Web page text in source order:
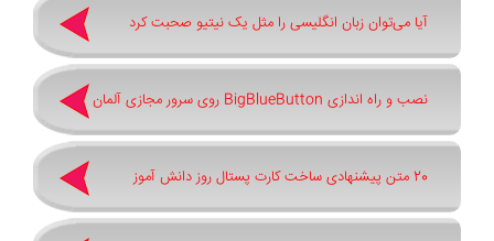
آیا می‌توان زبان انگلیسی را مثل یک نیتیو صحبت کرد
نصب و راه اندازی BigBlueButton روی سرور مجازی آلمان
20 متن پیشنهادی ساخت کارت پستال روز دانش آموز